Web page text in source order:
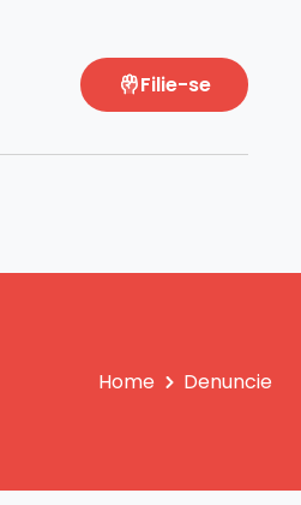
Filie-se
Home Denuncie